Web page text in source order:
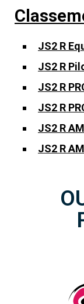
JS2 R
JS2 R
JS2 R
JS2 R
JS2 R
JS2 R